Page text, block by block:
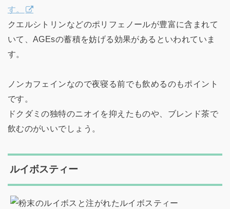
す。
クエルシトリンなどのポリフェノールが豊富に含まれて
いて、AGEsの蓄積を妨げる効果があるといわれていま
す。
ノンカフェインなので夜寝る前でも飲めるのもポイント
です。
ドクダミの独特のニオイを抑えたものや、ブレンド茶で
飲むのがいいでしょう。
ルイボスティー